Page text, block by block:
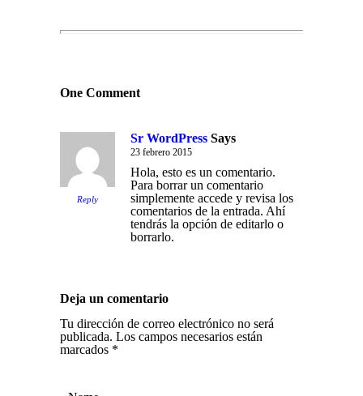
One Comment
Reply
Sr WordPress Says
23 febrero 2015
Hola, esto es un comentario.
Para borrar un comentario
simplemente accede y revisa los
comentarios de la entrada. Ahí
tendrás la opción de editarlo o
borrarlo.
Deja un comentario
Tu dirección de correo electrónico no será
publicada. Los campos necesarios están
marcados *